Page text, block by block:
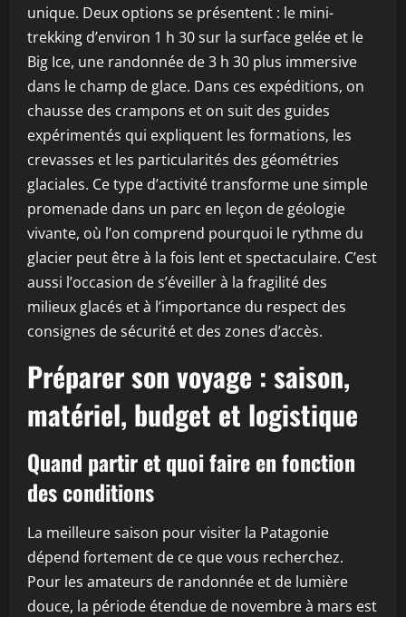
unique. Deux options se présentent : le mini-
trekking d’environ 1 h 30 sur la surface gelée et le
Big Ice, une randonnée de 3 h 30 plus immersive
dans le champ de glace. Dans ces expéditions, on
chausse des crampons et on suit des guides
expérimentés qui expliquent les formations, les
crevasses et les particularités des géométries
glaciales. Ce type d’activité transforme une simple
promenade dans un parc en leçon de géologie
vivante, où l’on comprend pourquoi le rythme du
glacier peut être à la fois lent et spectaculaire. C’est
aussi l’occasion de s’éveiller à la fragilité des
milieux glacés et à l’importance du respect des
consignes de sécurité et des zones d’accès.
Préparer son voyage : saison,
matériel, budget et logistique
Quand partir et quoi faire en fonction
des conditions
La meilleure saison pour visiter la Patagonie
dépend fortement de ce que vous recherchez.
Pour les amateurs de randonnée et de lumière
douce, la période étendue de novembre à mars est